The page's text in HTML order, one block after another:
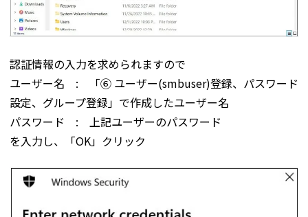
認証情報の入力を求められますので
ユーザー名 : 「⑥ ユーザー(smbuser)登録、パスワード
設定、グループ登録」で作成したユーザー名
パスワード : 上記ユーザーのパスワード
を入力し、「OK」クリック